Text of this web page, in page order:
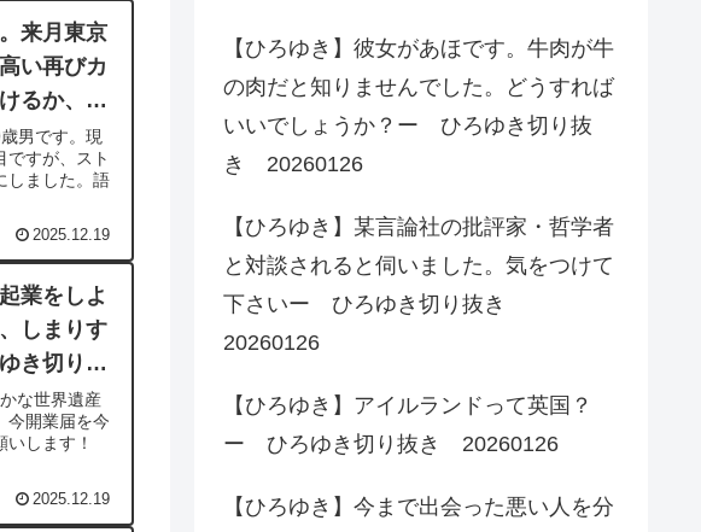
来月東京
い再びカ
るか、ど
男です。現
ですが、スト
しました。語
2025.12.19
業をしよ
しまりす
き切り抜
な世界遺産
今開業届を今
します！
2025.12.19
【ひろゆき】彼女があほです。牛肉が牛
の肉だと知りませんでした。どうすれば
いいでしょうか？ー ひろゆき切り抜
き 20260126
【ひろゆき】某言論社の批評家・哲学者
と対談されると伺いました。気をつけて
下さいー ひろゆき切り抜き
20260126
【ひろゆき】アイルランドって英国？
ー ひろゆき切り抜き 20260126
【ひろゆき】今まで出会った悪い人を分